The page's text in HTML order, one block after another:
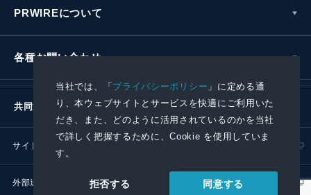
当社では、「プライバシーポリシー 」に定める通
り、本ウェブサイトとサービスを快適にご利用いた
だき、また、どのように活用されているのかを当社
で詳しく把握するために、Cookie を使用していま
す。
拒否する 同意する
PRWIREについて
各種お問い合わせ
共同通信社グループ
サイトポリシー
外部送信ポリシー プレスリリース取扱基準